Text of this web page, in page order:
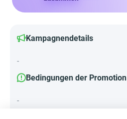
Kampagnendetails
-
Bedingungen der Promotion
-